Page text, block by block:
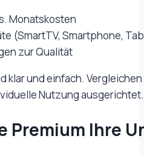
Monatskosten
(SmartTV, Smartphone,
zur Qualität
klar und einfach.
Nutzung ausgerichtet.
Premium Ihre